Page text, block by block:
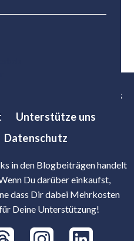
Über uns
Unterstütze uns
Datenschutz
in den Blogbeiträgen handelt
Du darüber einkaufst,
dass Dir dabei Mehrkosten
Deine Unterstützung!